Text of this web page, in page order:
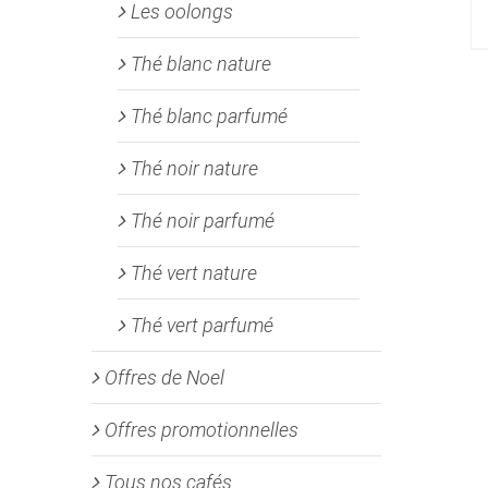
Les oolongs
Thé blanc nature
Thé blanc parfumé
Thé noir nature
Thé noir parfumé
Thé vert nature
Thé vert parfumé
Offres de Noel
Offres promotionnelles
Tous nos cafés